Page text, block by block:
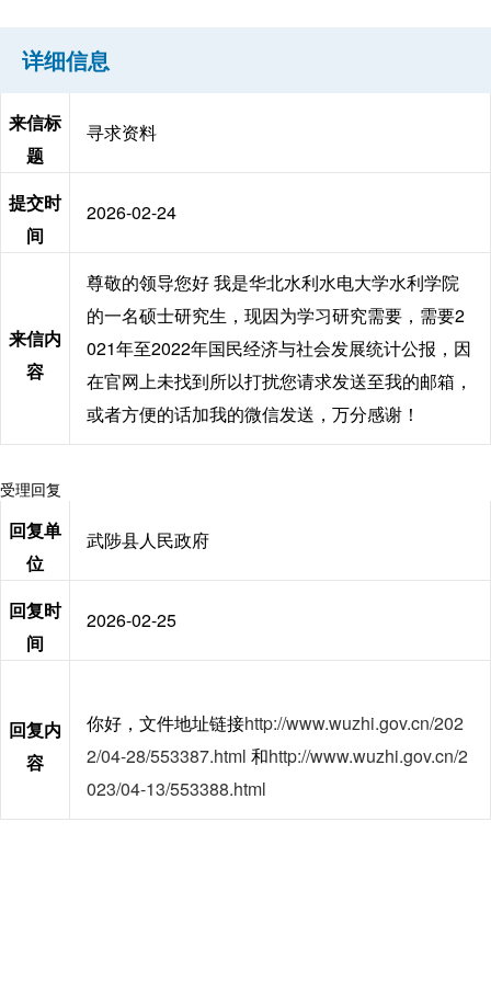
详细信息
来信标
题
寻求资料
提交时
间
2026-02-24
来信内
容
尊敬的领导您好 我是华北水利水电大学水利学院
的一名硕士研究生，现因为学习研究需要，需要2
021年至2022年国民经济与社会发展统计公报，因
在官网上未找到所以打扰您请求发送至我的邮箱，
或者方便的话加我的微信发送，万分感谢！
受理回复
回复单
位
武陟县人民政府
回复时
间
2026-02-25
回复内
容
你好，文件地址链接http://www.wuzhi.gov.cn/202
2/04-28/553387.html 和http://www.wuzhi.gov.cn/2
023/04-13/553388.html